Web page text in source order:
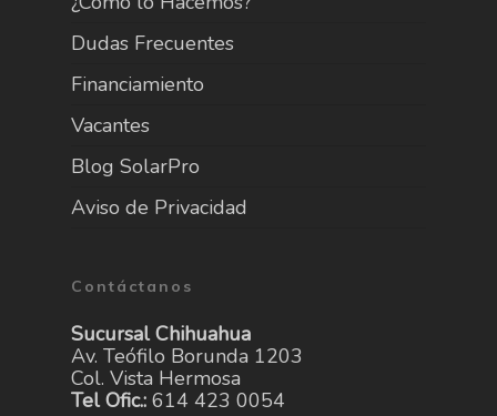
Dudas Frecuentes
Financiamiento
Vacantes
Blog SolarPro
Aviso de Privacidad
Contáctanos
Sucursal Chihuahua
Av. Teófilo Borunda 1203
Col. Vista Hermosa
Tel Ofic.: 614 423 0054